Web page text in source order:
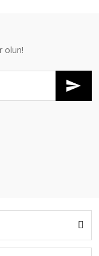
olun!